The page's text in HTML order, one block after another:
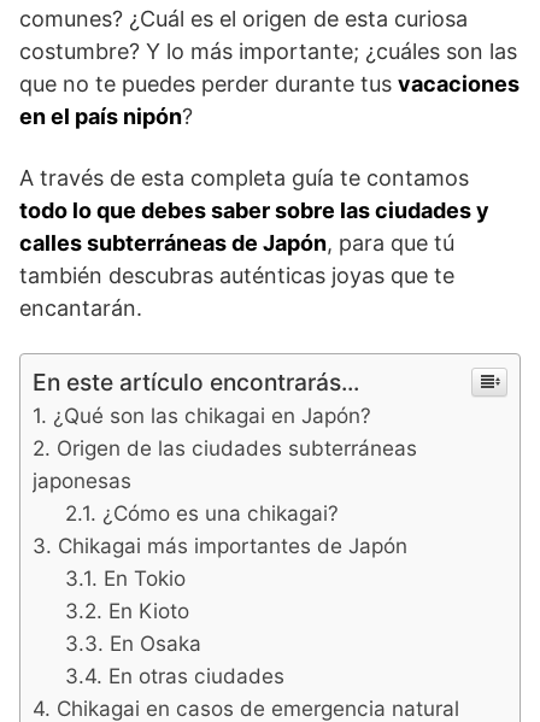
comunes? ¿Cuál es el origen de esta curiosa
costumbre? Y lo más importante; ¿cuáles son las
que no te puedes perder durante tus vacaciones
en el país nipón?
A través de esta completa guía te contamos
todo lo que debes saber sobre las ciudades y
calles subterráneas de Japón, para que tú
también descubras auténticas joyas que te
encantarán.
En este artículo encontrarás...
¿Qué son las chikagai en Japón?
Origen de las ciudades subterráneas
japonesas
¿Cómo es una chikagai?
Chikagai más importantes de Japón
En Tokio
En Kioto
En Osaka
En otras ciudades
Chikagai en casos de emergencia natural